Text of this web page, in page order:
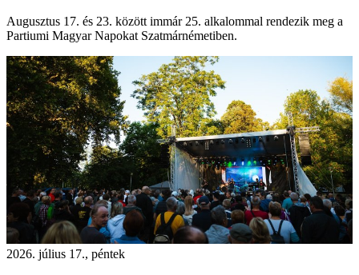
Augusztus 17. és 23. között immár 25. alkalommal rendezik meg a
Partiumi Magyar Napokat Szatmárnémetiben.
2026. július 17., péntek